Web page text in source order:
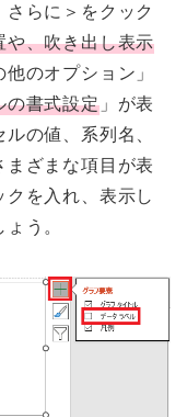
らに＞をクック
、吹き出し表示
のオプション」
の書式設定」が表
の値、系列名、
ざまな項目が表
を入れ、表示し
う。